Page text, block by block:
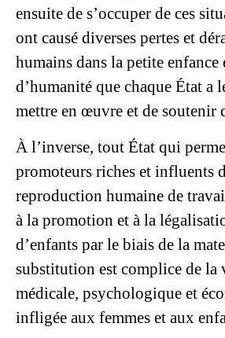
ensuite de s’occuper de ces
ont causé diverses pertes et
humains dans la petite
d’humanité que chaque État a
mettre en œuvre et de soutenir
À l’inverse, tout État qui
promoteurs riches et influents
reproduction humaine de
à la promotion et à la
d’enfants par le biais de la
substitution est complice de la
médicale, psychologique et
infligée aux femmes et aux